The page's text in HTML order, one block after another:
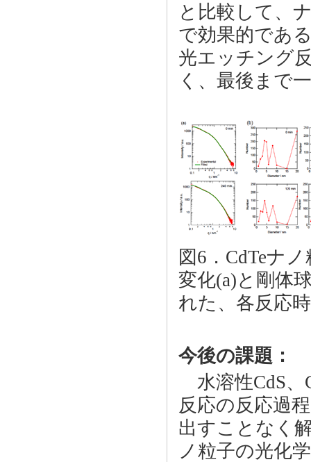
と比較して、
で効果的であ
光エッチング
く、最後まで
図6．CdTeナ
変化(a)と剛体
れた、各反応
今後の課題：
水溶性CdS、
反応の反応過
出すことなく
ノ粒子の光化